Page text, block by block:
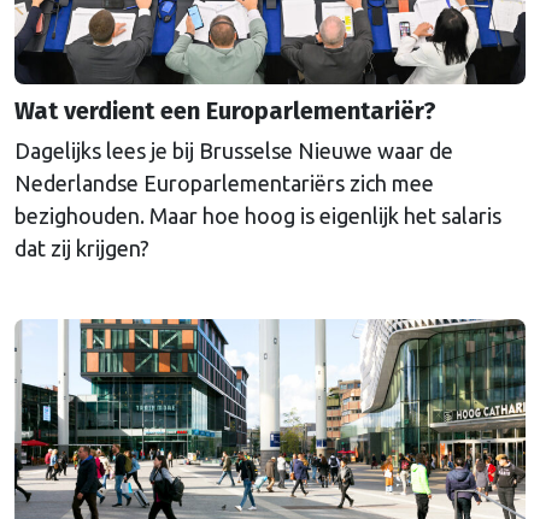
Wat verdient een Europarlementariër?
Dagelijks lees je bij Brusselse Nieuwe waar de
Nederlandse Europarlementariërs zich mee
bezighouden. Maar hoe hoog is eigenlijk het salaris
dat zij krijgen?